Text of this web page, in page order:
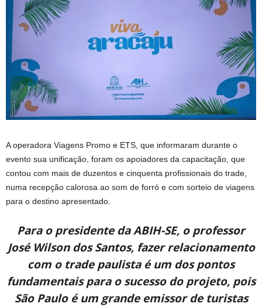
A operadora Viagens Promo e ETS, que informaram durante o
evento sua unificação, foram os apoiadores da capacitação, que
contou com mais de duzentos e cinquenta profissionais do trade,
numa recepção calorosa ao som de forró e com sorteio de viagens
para o destino apresentado.
Para o presidente da ABIH-SE, o professor
José Wilson dos Santos, fazer relacionamento
com o trade paulista é um dos pontos
fundamentais para o sucesso do projeto, pois
São Paulo é um grande emissor de turistas